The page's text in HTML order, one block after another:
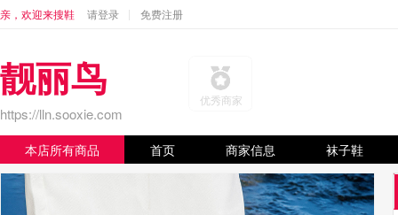
亲，欢迎来搜鞋 请登录 免费注册
靓丽鸟
https://lln.sooxie.com
优秀商家
本店所有商品 首页 商家信息 袜子鞋